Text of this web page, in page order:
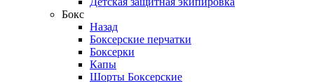
Бокс
Назад
Боксерские перчатки
Боксерки
Капы
Шорты Боксерские